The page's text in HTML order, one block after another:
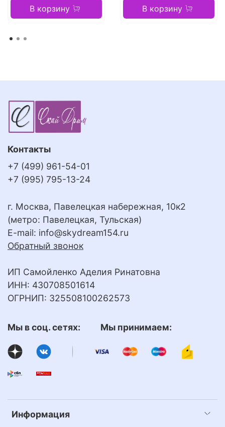
В корзину В корзину
Информация
Контакты
+7 (499) 961-54-01
+7 (995) 795-13-24
г. Москва, Павелецкая набережная, 10к2
(метро: Павелецкая, Тульская)
E-mail: info@skydream154.ru
Обратный звонок
ИП Самойленко Аделия Ринатовна
ИНН: 430708501614
ОГРНИП: 325508100262573
Мы в соц. сетях: Мы принимаем: